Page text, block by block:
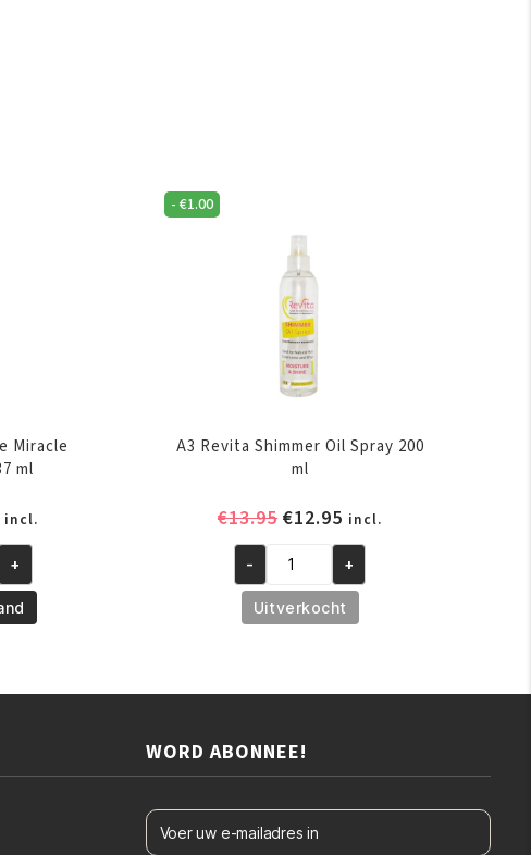
Miracle
ml
is:
incl.
+
-€1.00
A3 Revita Shimmer Oil Spray 200
ml
€13.95 Oorspronkelijke
was:
€13.95.
€12.95 Huidige
prijs
is:
€12.95.
incl.
A3
Revita
Shimmer
aantal
- +
Uitverkocht
WORD ABONNEE!